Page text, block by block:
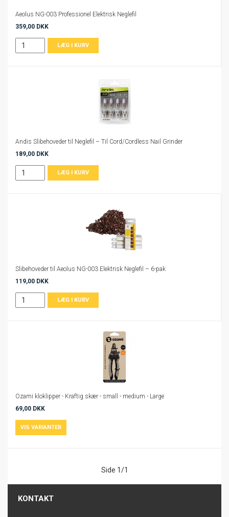
Aeolus NG-003 Professionel Elektrisk Neglefil
359,00 DKK
Andis Slibehoveder til Neglefil – Til Cord/Cordless Nail Grinder
189,00 DKK
Slibehoveder til Aeolus NG-003 Elektrisk Neglefil – 6-pak
119,00 DKK
Ozami kloklipper - Kraftig skær - small - medium - Large
69,00 DKK
Side 1/1
KONTAKT